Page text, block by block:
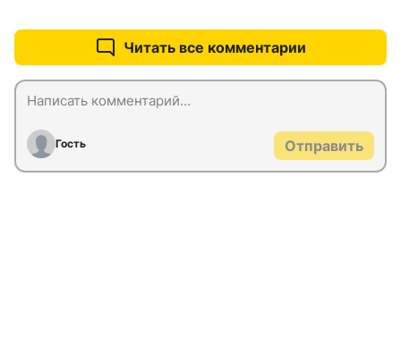
Читать все комментарии
Гость Отправить